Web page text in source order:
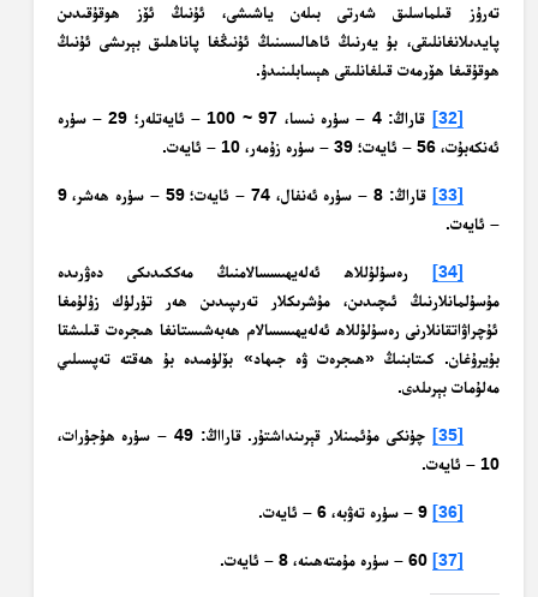
تەرۇز قىلماسلىق شەرتى بىلەن ياشىشى، ئۇنىڭ ئۆز ھوقۇقىدىن
پايدىلانغانلىقى، بۇ يەرنىڭ ئاھالىسىنىڭ ئۇنىڭغا پاناھلىق بېرىشى ئۇنىڭ
ھوقۇقىغا ھۆرمەت قىلغانلىقى ھېسابلىنىدۇ.
[32]
قاراڭ: 4 – سۈرە نىسا، 97 ~ 100 – ئايەتلەر؛ 29 – سۈرە
ئەنكەبۇت، 56 – ئايەت؛ 39 – سۈرە زۇمەر، 10 – ئايەت.
[33]
قاراڭ: 8 – سۈرە ئەنفال، 74 – ئايەت؛ 59 – سۈرە ھەشر، 9
– ئايەت.
[34]
رەسۇلۇللاھ ئەلەيھىسسالامنىڭ مەككىدىكى دەۋرىدە
مۇسۇلمانلارنىڭ ئىچىدىن، مۇشرىكلار تەرىپىدىن ھەر تۈرلۈك زۇلۇمغا
ئۇچراۋاتقانلارنى رەسۇلۇللاھ ئەلەيھىسسالام ھەبەشىستانغا ھىجرەت قىلىشقا
بۇيرۇغان. كىتابنىڭ «ھىجرەت ۋە جىھاد» بۆلۈمىدە بۇ ھەقتە تەپسىلىي
مەلۇمات بېرىلدى.
[35]
چۈنكى مۇئمىنلار قېرىنداشتۇر. قارااڭ: 49 – سۈرە ھۇجۇرات،
10 – ئايەت.
[36] 9 – سۈرە تەۋبە، 6 – ئايەت.
[37] 60 – سۈرە مۇمتەھىنە، 8 – ئايەت.